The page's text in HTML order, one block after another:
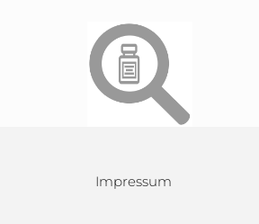
Impressum